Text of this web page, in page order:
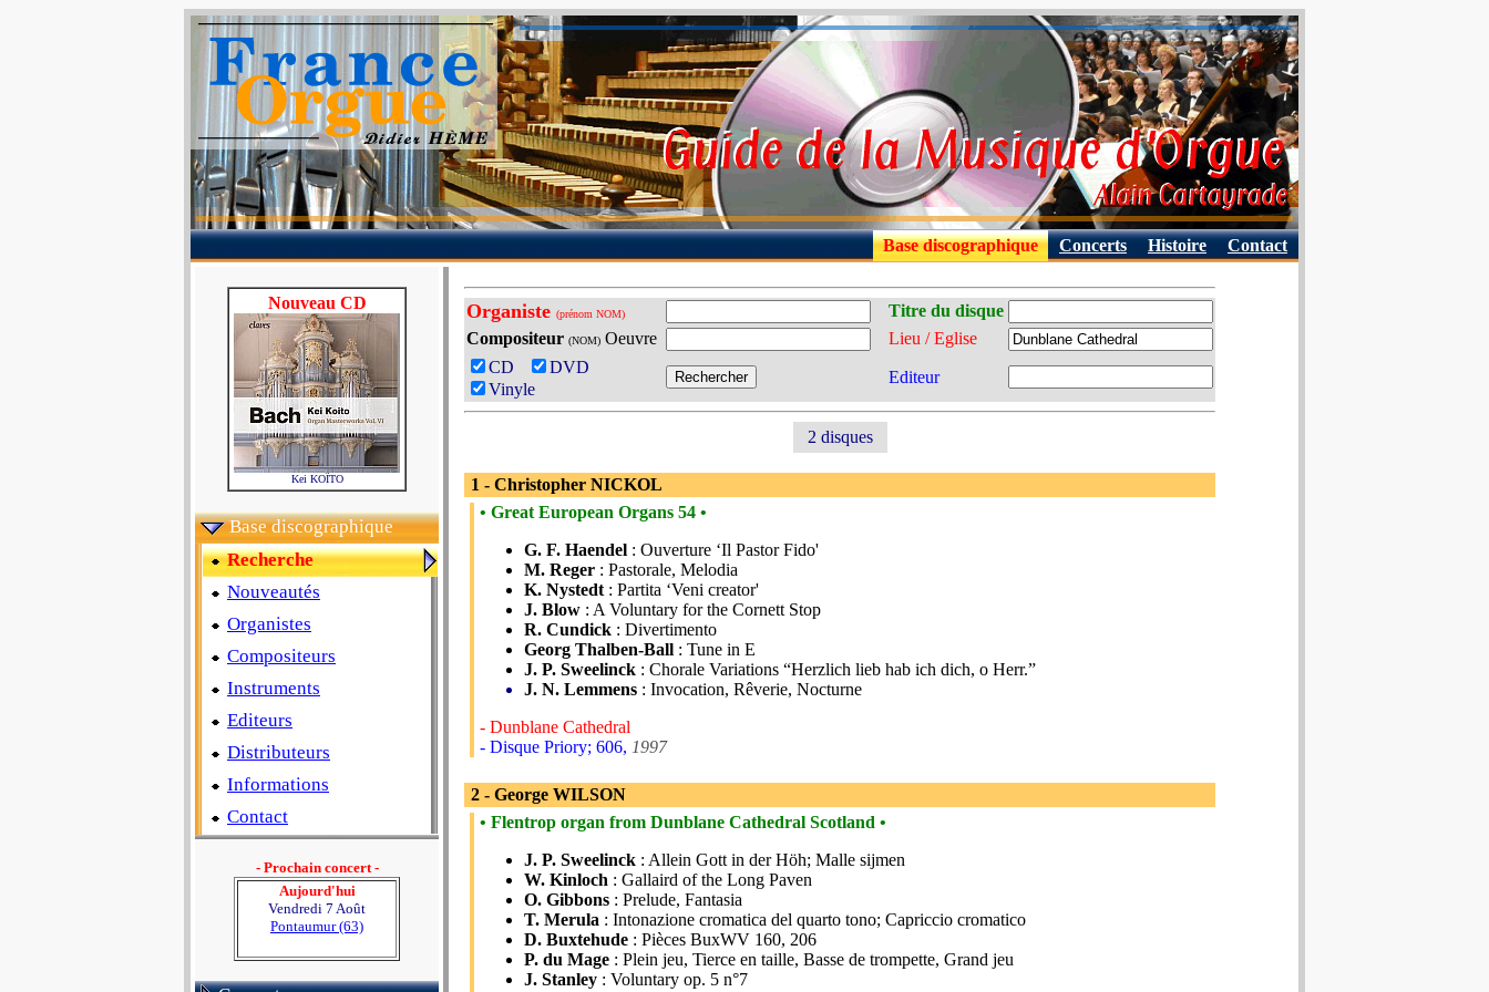
Base discographique Concerts Histoire Contact
Nouveau CD
Kei KOÏTO
Base discographique
Recherche
Nouveautés
Organistes
Compositeurs
Instruments
Editeurs
Distributeurs
Informations
Contact
- Prochain concert -
Aujourd'hui
Vendredi 7 Août
Pontaumur (63)
Organiste (prénom NOM)
Titre du disque
Compositeur (NOM) Oeuvre
Lieu / Eglise
CD
DVD
Vinyle
Editeur
2 disques
1 - Christopher NICKOL
• Great European Organs 54 •
G. F. Haendel : Ouverture ‘Il Pastor Fido'
M. Reger : Pastorale, Melodia
K. Nystedt : Partita ‘Veni creator'
J. Blow : A Voluntary for the Cornett Stop
R. Cundick : Divertimento
Georg Thalben-Ball : Tune in E
J. P. Sweelinck : Chorale Variations “Herzlich lieb hab ich dich, o Herr.”
J. N. Lemmens : Invocation, Rêverie, Nocturne
- Dunblane Cathedral
- Disque Priory; 606, 1997
2 - George WILSON
• Flentrop organ from Dunblane Cathedral Scotland •
J. P. Sweelinck : Allein Gott in der Höh; Malle sijmen
W. Kinloch : Gallaird of the Long Paven
O. Gibbons : Prelude, Fantasia
T. Merula : Intonazione cromatica del quarto tono; Capriccio cromatico
D. Buxtehude : Pièces BuxWV 160, 206
P. du Mage : Plein jeu, Tierce en taille, Basse de trompette, Grand jeu
J. Stanley : Voluntary op. 5 n°7